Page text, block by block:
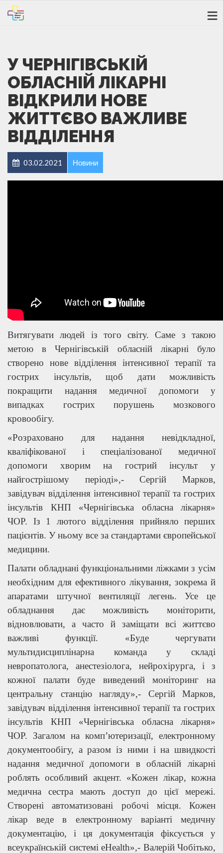
У ЧЕРНІГІВСЬКІЙ
ОБЛАСНІЙ ЛІКАРНІ
ВІДКРИЛИ НОВЕ
ЖИТТЄВО ВАЖЛИВЕ
ВІДДІЛЕННЯ
03.02.2021 Новини
Витягувати людей із того світу. Саме з такою
метою в Чернігівській обласній лікарні було
створено нове відділення інтенсивної терапії та
гострих інсультів, щоб дати можливість
покращити надання медичної допомоги у
випадках гострих порушень мозкового
кровообігу.
«Розраховано для надання невідкладної,
кваліфікованої і спеціалізованої медичної
допомоги хворим на гострий інсульт у
найгострішому періоді»,- Сергій Марков,
завідувач відділення інтенсивної терапії та гострих
інсультів КНП «Чернігівська обласна лікарня»
ЧОР. Із 1 лютого відділення прийняло перших
пацієнтів. У ньому все за стандартами європейської
медицини.
Палати обладнані функціональними ліжками з усім
необхідним для ефективного лікування, зокрема й
апаратами штучної вентиляції легень. Усе це
обладнання дає можливість моніторити,
відновлювати, а часто й заміщати всі життєво
важливі функції. «Буде чергувати
мультидисциплінарна команда у складі
невропатолога, анестезіолога, нейрохірурга, і з
кожної палати буде виведений моніторинг на
центральну станцію нагляду»,- Сергій Марков,
завідувач відділення інтенсивної терапії та гострих
інсультів КНП «Чернігівська обласна лікарня»
ЧОР. Загалом на комп’ютеризації, електронному
документообігу, а разом із ними і на швидкості
надання медичної допомоги в обласній лікарні
роблять особливий акцент. «Кожен лікар, кожна
медична сестра мають доступ до цієї мережі.
Створені автоматизовані робочі місця. Кожен
лікар веде в електронному варіанті медичну
документацію, і ця документація фіксується у
всеукраїнській системі eHealth»,- Валерій Чобітько,